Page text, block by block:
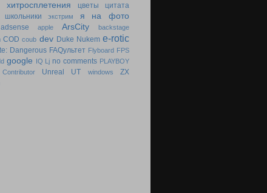
хитросплетения цветы цитата
школьники экстрим я на фото
adsense apple ArsCity
backstage
COD coub dev Duke Nukem e-rotic
Dangerous FAQультет Flyboard FPS
google IQ Lj no comments PLAYBOY
Unreal UT windows
ZX